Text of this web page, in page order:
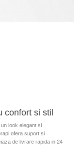
confort si stil
look elegant si
ofera suport si
de livrare rapida in 24